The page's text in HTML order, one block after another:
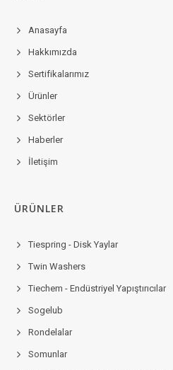
Anasayfa
Hakkımızda
Sertifikalarımız
Ürünler
Sektörler
Haberler
İletişim
ÜRÜNLER
Tiespring - Disk Yaylar
Twin Washers
Tiechem - Endüstriyel Yapıştırıcılar
Sogelub
Rondelalar
Somunlar